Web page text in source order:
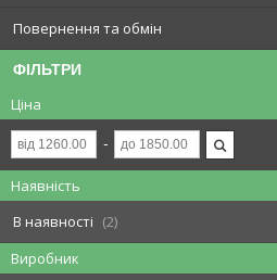
Повернення та обмін
ФІЛЬТРИ
Ціна
Наявність
В наявності
2
Виробник